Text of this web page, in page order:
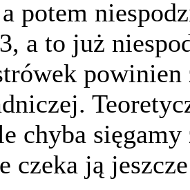
potem
a to już
powinien
chyba
czeka ją